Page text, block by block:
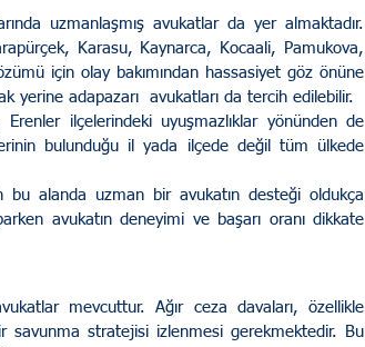
Hukuku
Karasu, Kaynarca, Kocaali, Pamukova,
için olay bakımından hassasiyet göz önüne
yerine adapazarı  avukatları da tercih edilebilir.
bulunduğu il yada ilçede değil tüm ülkede
avukatın deneyimi ve başarı oranı dikkate
savunma stratejisi izlenmesi gerekmektedir. Bu